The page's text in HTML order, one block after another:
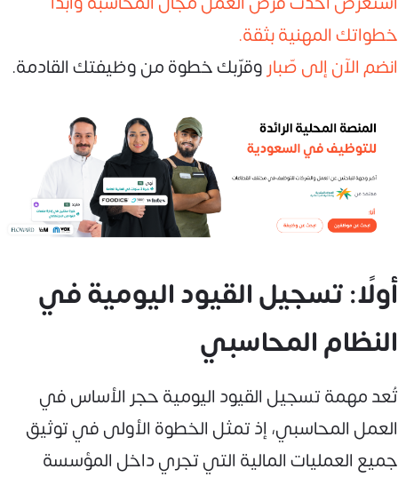
خطواتك المهنية بثقة.
انضم الآن إلى صّبار وقرّبك خطوة من وظيفتك القادمة.
أولًا: تسجيل القيود اليومية في
النظام المحاسبي
تُعد مهمة تسجيل القيود اليومية حجر الأساس في
العمل المحاسبي، إذ تمثل الخطوة الأولى في توثيق
جميع العمليات المالية التي تجري داخل المؤسسة